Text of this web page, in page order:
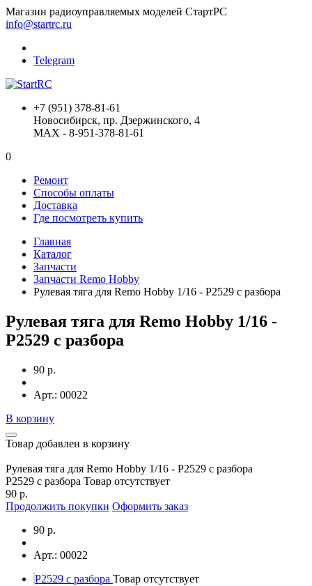
Магазин радиоуправляемых моделей СтартРС
info@startrc.ru
Telegram
+7 (951) 378-81-61
Новосибирск, пр. Дзержинского, 4
MAX - 8-951-378-81-61
0
Ремонт
Способы оплаты
Доставка
Где посмотреть купить
Главная
Каталог
Запчасти
Запчасти Remo Hobby
Рулевая тяга для Remo Hobby 1/16 - P2529 с разбора
Рулевая тяга для Remo Hobby 1/16 -
P2529 с разбора
90 р.
Арт.: 00022
В корзину
Товар добавлен в корзину
Рулевая тяга для Remo Hobby 1/16 - P2529 с разбора
P2529 с разбора Товар отсутствует
90 р.
Продолжить покупки Оформить заказ
90 р.
Арт.: 00022
P2529 с разбора Товар отсутствует